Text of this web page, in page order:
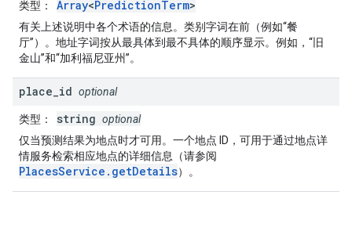
类型 ： Array<PredictionTerm>
有关上述说明中各个术语的信息。类别字词在前（例如“餐
厅”）。地址字词按从最具体到最不具体的顺序显示。例如，“旧
金山”和“加利福尼亚州”。
place id optional
类型 ： string optional
仅当预测结果为地点时才可用。一个地点 ID，可用于通过地点详
情服务检索相应地点的详细信息（请参阅
PlacesService.getDetails）。